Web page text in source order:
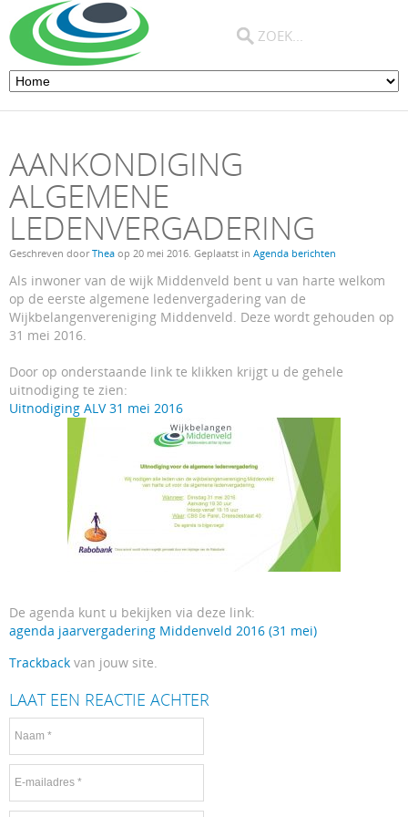
AANKONDIGING
ALGEMENE
LEDENVERGADERING
Geschreven doorThea op 20 mei 2016. Geplaatst in Agenda berichten
Als inwoner van de wijk Middenveld bent u van harte welkom
op de eerste algemene ledenvergadering van de
Wijkbelangenvereniging Middenveld. Deze wordt gehouden op
31 mei 2016.
Door op onderstaande link te klikken krijgt u de gehele
uitnodiging te zien:
Uitnodiging ALV 31 mei 2016
De agenda kunt u bekijken via deze link:
agenda jaarvergadering Middenveld 2016 (31 mei)
Trackback van jouw site.
LAAT EEN REACTIE ACHTER